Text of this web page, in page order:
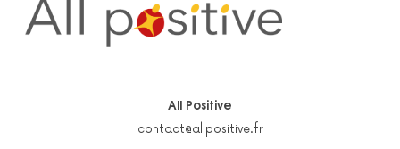
All Positive
contact@allpositive.fr